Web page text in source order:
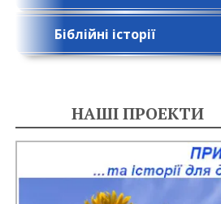
Біблійні історії
НАШІ ПРОЕКТИ